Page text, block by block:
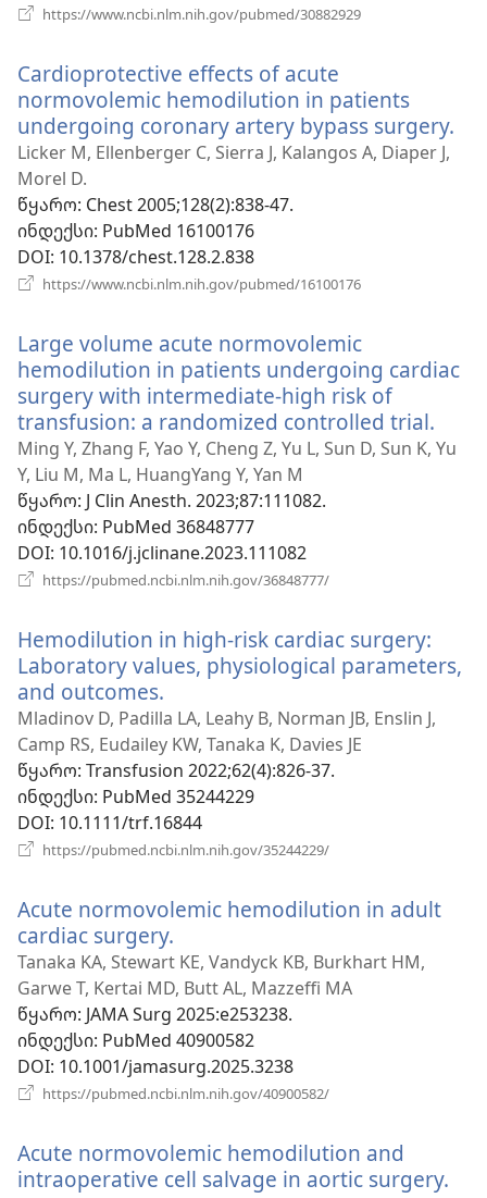
https://www.ncbi.nlm.nih.gov/pubmed/30882929
Cardioprotective effects of acute
normovolemic hemodilution in patients
undergoing coronary artery bypass surgery.
Licker M, Ellenberger C, Sierra J, Kalangos A, Diaper J,
Morel D.
წყარო‎: Chest 2005;128(2):838-47.
ინდექსი‎: PubMed 16100176
DOI‎: 10.1378/chest.128.2.838
https://www.ncbi.nlm.nih.gov/pubmed/16100176
Large volume acute normovolemic
hemodilution in patients undergoing cardiac
surgery with intermediate-high risk of
transfusion: a randomized controlled trial.
Ming Y, Zhang F, Yao Y, Cheng Z, Yu L, Sun D, Sun K, Yu
Y, Liu M, Ma L, HuangYang Y, Yan M
წყარო‎: J Clin Anesth. 2023;87:111082.
ინდექსი‎: PubMed 36848777
DOI‎: 10.1016/j.jclinane.2023.111082
https://pubmed.ncbi.nlm.nih.gov/36848777/
Hemodilution in high-risk cardiac surgery:
Laboratory values, physiological parameters,
and outcomes.
ახალი
ფანჯარა)
Mladinov D, Padilla LA, Leahy B, Norman JB, Enslin J,
Camp RS, Eudailey KW, Tanaka K, Davies JE
წყარო‎: Transfusion 2022;62(4):826-37.
ინდექსი‎: PubMed 35244229
DOI‎: 10.1111/trf.16844
https://pubmed.ncbi.nlm.nih.gov/35244229/
Acute normovolemic hemodilution in adult
cardiac surgery.
ახალი
ფანჯარა)
Tanaka KA, Stewart KE, Vandyck KB, Burkhart HM,
Garwe T, Kertai MD, Butt AL, Mazzeffi MA
წყარო‎: JAMA Surg 2025:e253238.
ინდექსი‎: PubMed 40900582
DOI‎: 10.1001/jamasurg.2025.3238
https://pubmed.ncbi.nlm.nih.gov/40900582/
Acute normovolemic hemodilution and
intraoperative cell salvage in aortic surgery.